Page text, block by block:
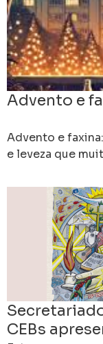
Advento e
Advento e
e leveza que
CEBs